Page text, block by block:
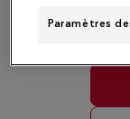
Paramètres